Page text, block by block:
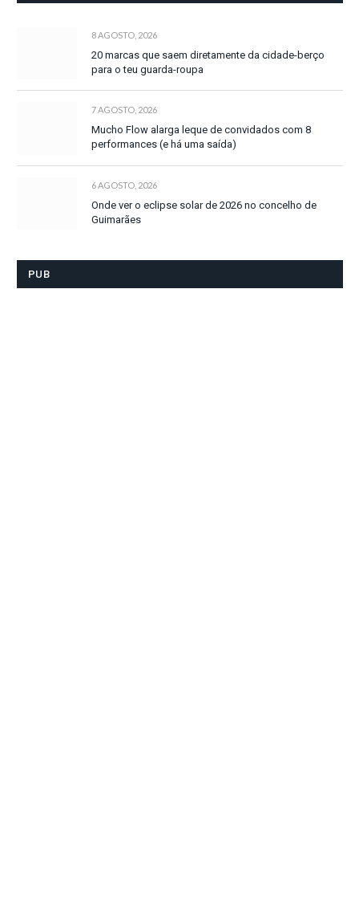
8 AGOSTO, 2026
20 marcas que saem diretamente da cidade-berço
para o teu guarda-roupa
7 AGOSTO, 2026
Mucho Flow alarga leque de convidados com 8
performances (e há uma saída)
6 AGOSTO, 2026
Onde ver o eclipse solar de 2026 no concelho de
Guimarães
PUB